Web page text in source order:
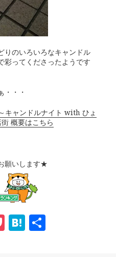
りのいろいろなキャンドル
彩ってくださったようです
・・・
キャンドルナイト with ひょ
概要はこちら
願いします★
P
H